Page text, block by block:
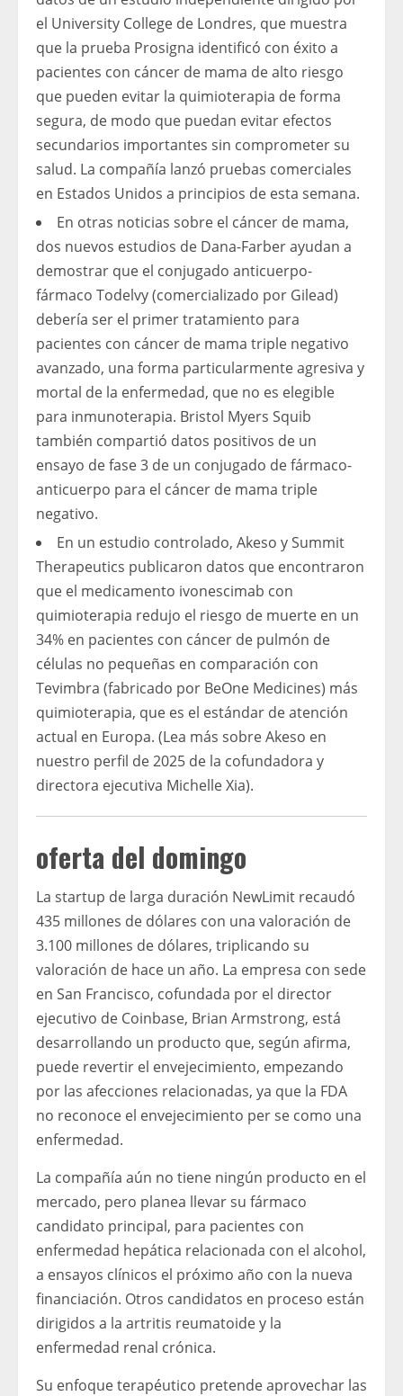
el University College de Londres, que muestra
que la prueba Prosigna identificó con éxito a
pacientes con cáncer de mama de alto riesgo
que pueden evitar la quimioterapia de forma
segura, de modo que puedan evitar efectos
secundarios importantes sin comprometer su
salud. La compañía lanzó pruebas comerciales
en Estados Unidos a principios de esta semana.
En otras noticias sobre el cáncer de mama,
dos nuevos estudios de Dana-Farber ayudan a
demostrar que el conjugado anticuerpo-
fármaco Todelvy (comercializado por Gilead)
debería ser el primer tratamiento para
pacientes con cáncer de mama triple negativo
avanzado, una forma particularmente agresiva y
mortal de la enfermedad, que no es elegible
para inmunoterapia. Bristol Myers Squib
también compartió datos positivos de un
ensayo de fase 3 de un conjugado de fármaco-
anticuerpo para el cáncer de mama triple
negativo.
En un estudio controlado, Akeso y Summit
Therapeutics publicaron datos que encontraron
que el medicamento ivonescimab con
quimioterapia redujo el riesgo de muerte en un
34% en pacientes con cáncer de pulmón de
células no pequeñas en comparación con
Tevimbra (fabricado por BeOne Medicines) más
quimioterapia, que es el estándar de atención
actual en Europa. (Lea más sobre Akeso en
nuestro perfil de 2025 de la cofundadora y
directora ejecutiva Michelle Xia).
oferta del domingo
La startup de larga duración NewLimit recaudó
435 millones de dólares con una valoración de
3.100 millones de dólares, triplicando su
valoración de hace un año. La empresa con sede
en San Francisco, cofundada por el director
ejecutivo de Coinbase, Brian Armstrong, está
desarrollando un producto que, según afirma,
puede revertir el envejecimiento, empezando
por las afecciones relacionadas, ya que la FDA
no reconoce el envejecimiento per se como una
enfermedad.
La compañía aún no tiene ningún producto en el
mercado, pero planea llevar su fármaco
candidato principal, para pacientes con
enfermedad hepática relacionada con el alcohol,
a ensayos clínicos el próximo año con la nueva
financiación. Otros candidatos en proceso están
dirigidos a la artritis reumatoide y la
enfermedad renal crónica.
Su enfoque terapéutico pretende aprovechar las